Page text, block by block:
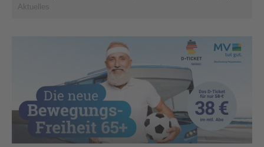
Aktuelles